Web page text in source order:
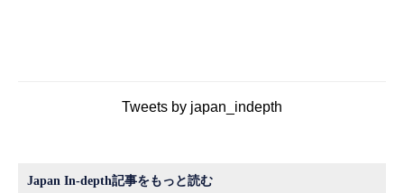
Tweets by japan_indepth
Japan In-depth記事をもっと読む